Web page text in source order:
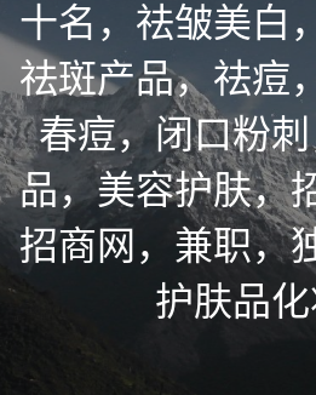
十名，祛皱美白
祛斑产品，祛痘
春痘，闭口粉
品，美容护肤，
招商网，兼职，
护肤品